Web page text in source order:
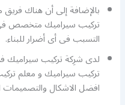
بالإضافة إلى أن هناك
تركيب سيراميك متخصص في
التسبب فى أى أضرار للبناء.
لدى شرِكة تركيب سيراميك
تركيب سيراميك و معلم
افضل الاشكال والتصميمات